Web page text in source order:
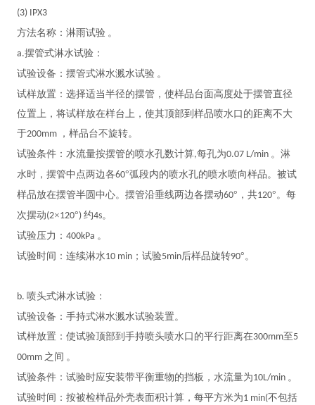
(3) IPX3
方法名称：淋雨试验 。
a.摆管式淋水试验：
试验设备：摆管式淋水溅水试验 。
试样放置：选择适当半径的摆管，使样品台面高度处于摆管直径
位置上，将试样放在样台上，使其顶部到样品喷水口的距离不大
于200mm ，样品台不旋转。
试验条件：水流量按摆管的喷水孔数计算,每孔为0.07 L/min 。淋
水时，摆管中点两边各60°弧段内的喷水孔的喷水喷向样品。被试
样品放在摆管半圆中心。摆管沿垂线两边各摆动60°，共120°。每
次摆动(2×120°) 约4s。
试验压力： 400kPa 。
试验时间：连续淋水10 min；试验5min后样品旋转90°。
b. 喷头式淋水试验：
试验设备：手持式淋水溅水试验装置。
试样放置：使试验顶部到手持喷头喷水口的平行距离在300mm至5
00mm 之间 。
试验条件：试验时应安装带平衡重物的挡板，水流量为10L/min 。
试验时间：按被检样品外壳表面积计算，每平方米为1 min(不包括